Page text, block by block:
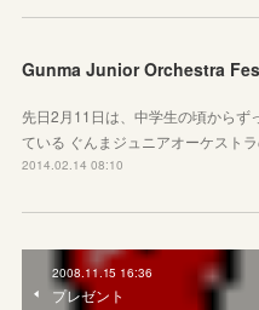
Gunma Junior Orchestra
先日2月11日は、中学生の頃からず
ている ぐんまジュニアオーケスト
2014.02.14 08:10
2008.11.15 16:36
プレゼント